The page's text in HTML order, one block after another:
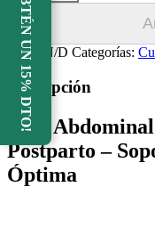
Postquirúrgica
Postparto
cantidad
SKU: N/D Categorías:
Descripción
Faja
Postparto –
Óptima
¡OBTÉN UN 15% DTO!